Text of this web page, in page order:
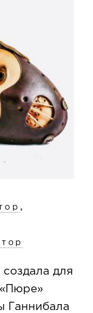
,
для
Ганнибала